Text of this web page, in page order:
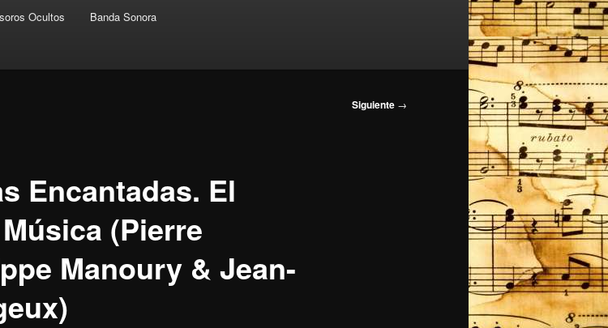
Ocultos Banda Sonora
Siguiente →
Encantadas. El
(Pierre
Manoury & Jean-